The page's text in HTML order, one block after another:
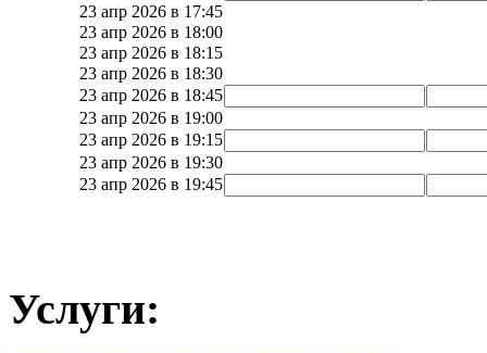
23 апр 2026 в 17:45
23 апр 2026 в 18:00
23 апр 2026 в 18:15
23 апр 2026 в 18:30
23 апр 2026 в 18:45
23 апр 2026 в 19:00
23 апр 2026 в 19:15
23 апр 2026 в 19:30
23 апр 2026 в 19:45
Услуги: